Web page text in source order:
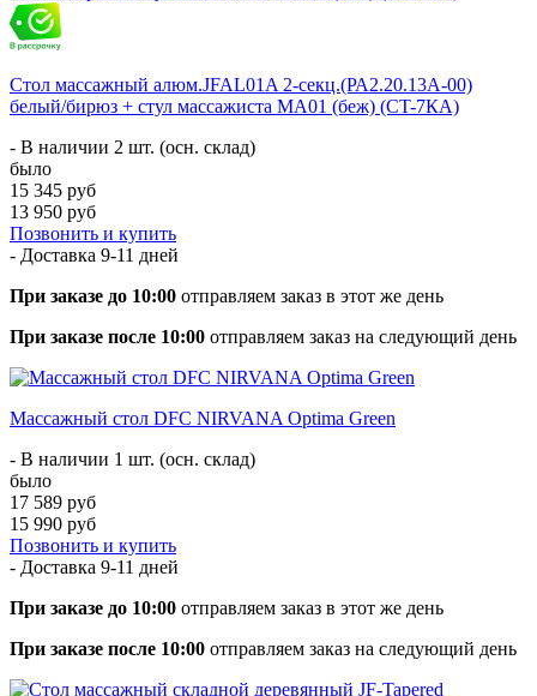
Стол массажный алюм.JFAL01A 2-секц.(РА2.20.13А-00)
белый/бирюз + стул массажиста MA01 (беж) (CT-7КА)
- В наличии 2 шт. (осн. склад)
было
15 345 руб
13 950 руб
Позвонить и купить
- Доставка 9-11 дней
При заказе до 10:00 отправляем заказ в этот же день
При заказе после 10:00 отправляем заказ на следующий день
Массажный стол DFC NIRVANA Optima Green
- В наличии 1 шт. (осн. склад)
было
17 589 руб
15 990 руб
Позвонить и купить
- Доставка 9-11 дней
При заказе до 10:00 отправляем заказ в этот же день
При заказе после 10:00 отправляем заказ на следующий день